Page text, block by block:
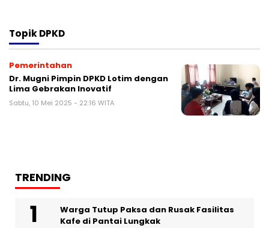
TopikDPKD
Pemerintahan
Dr. Mugni Pimpin DPKD Lotim dengan
Lima Gebrakan Inovatif
Sabtu, 10 Mei 2025 - 22:16 WITA
TRENDING
Warga Tutup Paksa dan Rusak Fasilitas
Kafe di Pantai Lungkak